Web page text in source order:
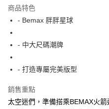
Apple Pay
街口支付
AFTEE先享後付
相關說明
AFTEE先享後付是「在收到商品之後
ATM付款
商品特色
- Bemax 胖胖星球
- 中大尺碼潮牌
- 打造專屬完美版型
銷售重點
太空迷們，準備搭乘BEMAX火箭